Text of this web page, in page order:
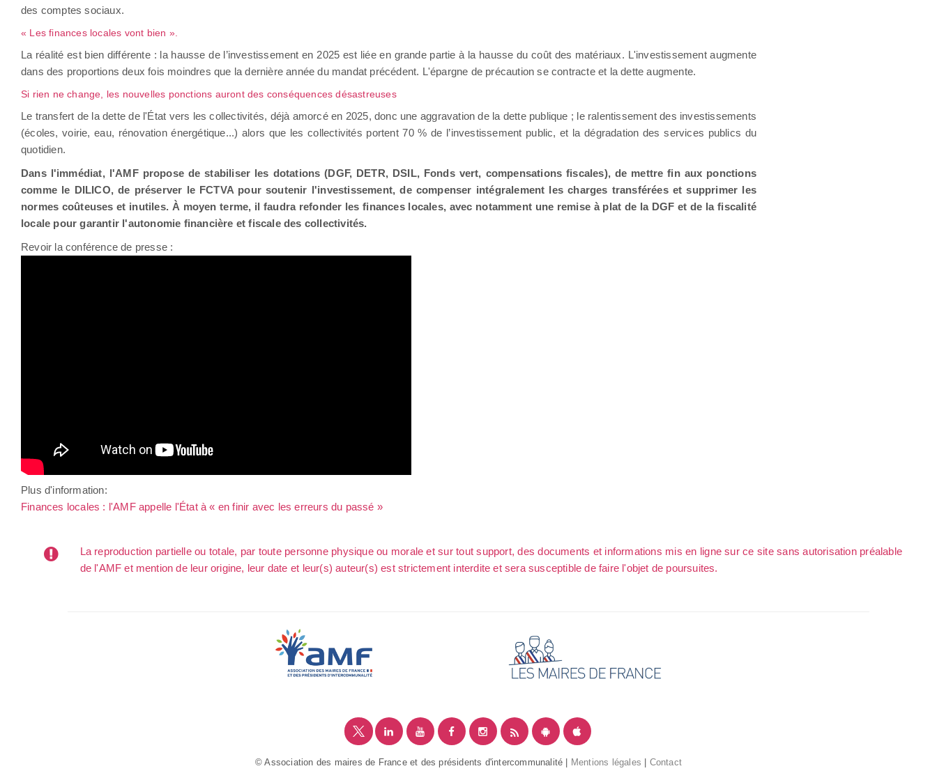
des comptes sociaux.
« Les finances locales vont bien ».
La réalité est bien différente : la hausse de l’investissement en 2025 est liée en grande partie à la hausse du coût des matériaux. L'investissement augmente
dans des proportions deux fois moindres que la dernière année du mandat précédent. L'épargne de précaution se contracte et la dette augmente.
Si rien ne change, les nouvelles ponctions auront des conséquences désastreuses
Le transfert de la dette de l'État vers les collectivités, déjà amorcé en 2025, donc une aggravation de la dette publique ; le ralentissement des investissements
(écoles, voirie, eau, rénovation énergétique...) alors que les collectivités portent 70 % de l’investissement public, et la dégradation des services publics du
quotidien.
Dans l'immédiat, l'AMF propose de stabiliser les dotations (DGF, DETR, DSIL, Fonds vert, compensations fiscales), de mettre fin aux ponctions
comme le DILICO, de préserver le FCTVA pour soutenir l'investissement, de compenser intégralement les charges transférées et supprimer les
normes coûteuses et inutiles. À moyen terme, il faudra refonder les finances locales, avec notamment une remise à plat de la DGF et de la fiscalité
locale pour garantir l'autonomie financière et fiscale des collectivités.
Revoir la conférence de presse :
Plus d'information:
Finances locales : l'AMF appelle l'État à « en finir avec les erreurs du passé »
La reproduction partielle ou totale, par toute personne physique ou morale et sur tout support, des documents et informations mis en ligne sur ce site sans autorisation préalable
de l'AMF et mention de leur origine, leur date et leur(s) auteur(s) est strictement interdite et sera susceptible de faire l'objet de poursuites.
© Association des maires de France et des présidents d'intercommunalité | Mentions légales | Contact